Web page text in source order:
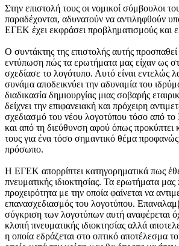
Στην επιστολή τους οι νομικοί σύμβουλοι
παραδέχονται, αδυνατούν να αντιληφθούν
ΕΓΕΚ έχει εκφράσει προβληματισμούς και
Ο συντάκτης της επιστολής αυτής
εντύπωση πώς τα ερωτήματα μας είχαν ως
σχεδίασε το λογότυπο. Αυτό είναι εντελώς
συνάμα αποδεικνύει την αδυναμία του
διαδικασία δημιουργίας μιας σοβαρής
δείχνει την επιφανειακή και πρόχειρη
σχεδιασμό του νέου λογοτύπου τόσο από
και από τη διεύθυνση αφού όπως προκύπτει
τους για ένα τόσο σημαντικό θέμα
πρόσωπο.
Η ΕΓΕΚ απορρίπτει κατηγορηματικά πως
πνευματικής ιδιοκτησίας. Τα ερωτήματα
προχειρότητα με την οποία φαίνεται να
επανασχεδιασμός του λογοτύπου.
σύγκριση των λογοτύπων αυτή αναφέρεται
κλοπή πνευματικής ιδιοκτησίας αλλά
η οποία εδράζεται στο οπτικό αποτέλεσμα